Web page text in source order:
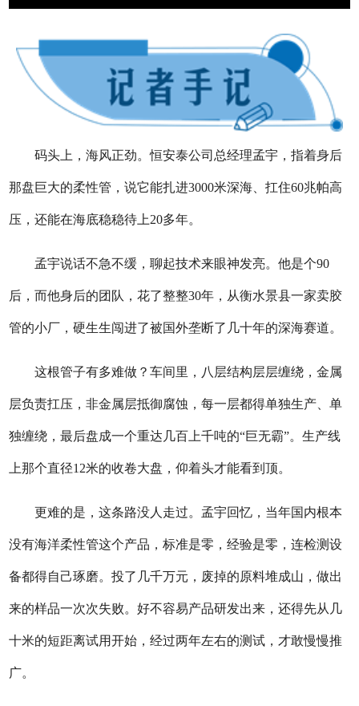
码头上，海风正劲。恒安泰公司总经理孟宇，指着身后
那盘巨大的柔性管，说它能扎进3000米深海、扛住60兆帕高
压，还能在海底稳稳待上20多年。
孟宇说话不急不缓，聊起技术来眼神发亮。他是个90
后，而他身后的团队，花了整整30年，从衡水景县一家卖胶
管的小厂，硬生生闯进了被国外垄断了几十年的深海赛道。
这根管子有多难做？车间里，八层结构层层缠绕，金属
层负责扛压，非金属层抵御腐蚀，每一层都得单独生产、单
独缠绕，最后盘成一个重达几百上千吨的“巨无霸”。生产线
上那个直径12米的收卷大盘，仰着头才能看到顶。
更难的是，这条路没人走过。孟宇回忆，当年国内根本
没有海洋柔性管这个产品，标准是零，经验是零，连检测设
备都得自己琢磨。投了几千万元，废掉的原料堆成山，做出
来的样品一次次失败。好不容易产品研发出来，还得先从几
十米的短距离试用开始，经过两年左右的测试，才敢慢慢推
广。